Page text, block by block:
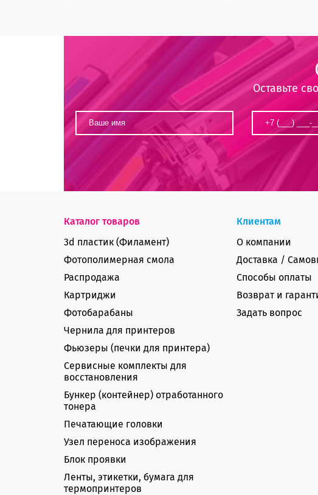
Оставьте
Каталог товаров
3d пластик (Филамент)
Фотополимерная смола
Распродажа
Картриджи
Фотобарабаны
Чернила для принтеров
Фьюзеры (печки для принтера)
Сервисные комплекты для
восстановления
Бункер (контейнер) отработанного
тонера
Печатающие головки
Узел переноса изображения
Блок проявки
Ленты, этикетки, бумага для
термопринтеров
Клиентам
О компании
Доставка /
Способы оплаты
Возврат и
Задать вопрос